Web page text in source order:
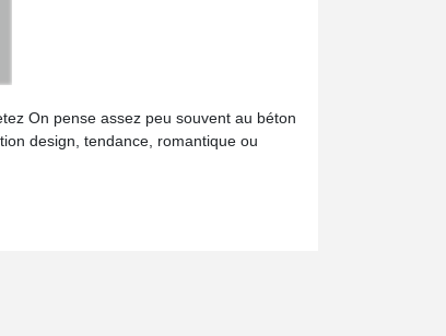
On pense assez peu souvent au béton
design, tendance, romantique ou